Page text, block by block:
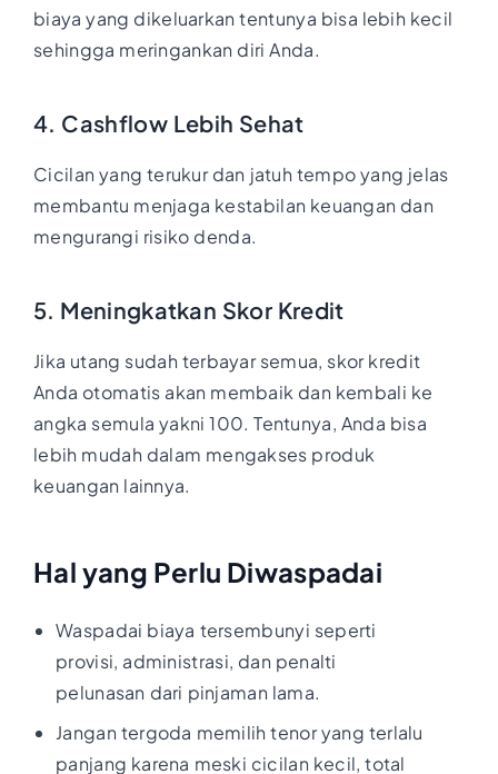
biaya yang dikeluarkan tentunya bisa lebih kecil
sehingga meringankan diri Anda.
4. Cashflow Lebih Sehat
Cicilan yang terukur dan jatuh tempo yang jelas
membantu menjaga kestabilan keuangan dan
mengurangi risiko denda.
5. Meningkatkan Skor Kredit
Jika utang sudah terbayar semua, skor kredit
Anda otomatis akan membaik dan kembali ke
angka semula yakni 100. Tentunya, Anda bisa
lebih mudah dalam mengakses produk
keuangan lainnya.
Hal yang Perlu Diwaspadai
Waspadai biaya tersembunyi seperti
provisi, administrasi, dan penalti
pelunasan dari pinjaman lama.
Jangan tergoda memilih tenor yang terlalu
panjang karena meski cicilan kecil, total